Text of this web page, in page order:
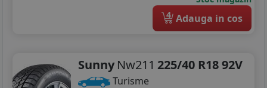
4 Adauga in cos
Sunny Nw211 225/40 R18 92V
Turisme